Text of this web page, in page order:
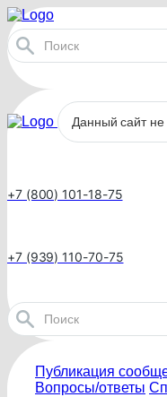
Данный сайт
+7 (800) 101-18-75
+7 (939) 110-70-75
Публикация
Вопросы/ответы